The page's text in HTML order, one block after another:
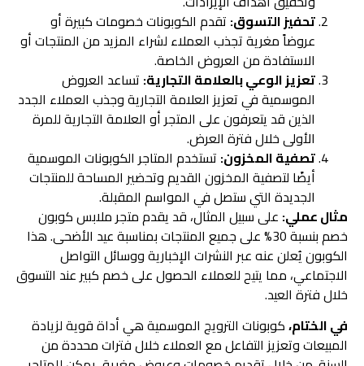
تحفيز التسوق:تقدم الكوبونات خصومات كبيرة أو
عروضاً مغرية تجذب العملاء لشراء المزيد من المنتجات أو
الاستفادة من العروض الخاصة.
تعزيز الوعي بالعلامة التجارية:تساعد العروض
الموسمية في تعزيز العلامة التجارية وجذب العملاء الجدد
الذين قد يتعرفون على المتجر أو العلامة التجارية للمرة
الأولى خلال فترة العرض.
تصفية المخزون:تستخدم المتاجر الكوبونات الموسمية
أيضًا لتصفية المخزون القديم وتحضير المساحة للمنتجات
الجديدة التي ستصل في المواسم المقبلة.
مثال عملي:على سبيل المثال، قد يقدم متجر ملابس كوبون
خصم بنسبة 30% على جميع المنتجات بمناسبة عيد الأضحى. هذا
الكوبون يُعلن عنه عبر النشرات الإخبارية ووسائل التواصل
الاجتماعي، مما يتيح للعملاء الحصول على خصم كبير عند التسوق
خلال فترة العيد.
في الختام،كوبونات الترويج الموسمية هي أداة قوية لزيادة
المبيعات وتعزيز التفاعل مع العملاء خلال فترات محددة من